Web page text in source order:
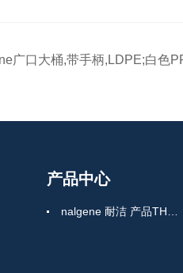
口大桶,带手柄,LDPE;白色PP螺旋盖,有刻度,20L
产品中心